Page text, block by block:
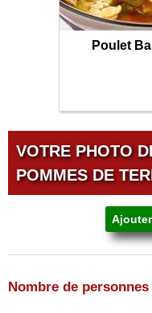
Poulet
VOTRE PHOTO
POMMES DE
Nombre de personnes